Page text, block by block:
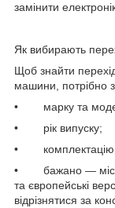
замінити
Як вибирають
Щоб знайти
машини, потрібно
• марку та
• рік випуску;
•
• бажано — місце
та європейські
відрізнятися за